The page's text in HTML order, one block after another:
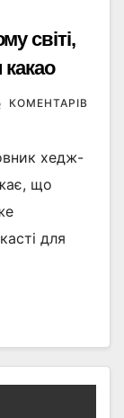
світі,
КОМЕНТАРІВ
хедж-
що
для